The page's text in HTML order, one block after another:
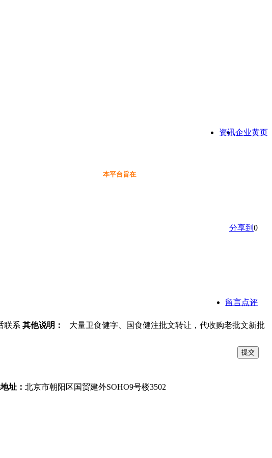
企业黄页
资讯
本平台旨在为保健品行业提供一个信息免费展示交流互
分享到 0
留言点评
联系 其他说明：
大量卫食健字、国食健注批文转让，代收购老批文新批
址： 北京市朝阳区国贸建外SOHO9号楼3502